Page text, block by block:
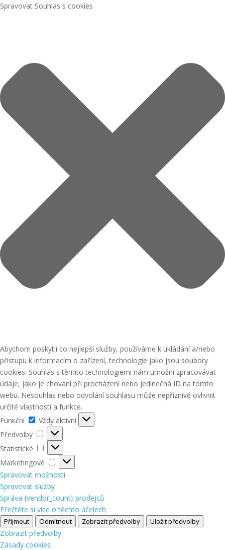
Spravovat Souhlas s cookies
Abychom poskytli co nejlepší služby, používáme k ukládání a/nebo
přístupu k informacím o zařízení, technologie jako jsou soubory
cookies. Souhlas s těmito technologiemi nám umožní zpracovávat
údaje, jako je chování při procházení nebo jedinečná ID na tomto
webu. Nesouhlas nebo odvolání souhlasu může nepříznivě ovlivnit
určité vlastnosti a funkce.
Funkční
Funkční
Vždy aktivní
Předvolby
Předvolby
Statistické
Statistické
Marketingové
Marketingové
Spravovat možnosti
Spravovat služby
Správa {vendor_count} prodejců
Přečtěte si více o těchto účelech
Přijmout Odmítnout Zobrazit předvolby Uložit předvolby
Zobrazit předvolby
Zásady cookies